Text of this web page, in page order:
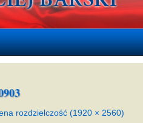
rozdzielczość (1920 × 2560)